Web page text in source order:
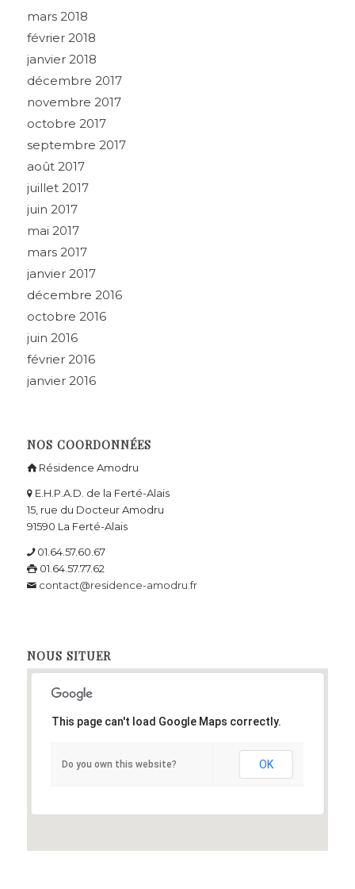
mars 2018
février 2018
janvier 2018
décembre 2017
novembre 2017
octobre 2017
septembre 2017
août 2017
juillet 2017
juin 2017
mai 2017
mars 2017
janvier 2017
décembre 2016
octobre 2016
juin 2016
février 2016
janvier 2016
NOS COORDONNÉES
Résidence Amodru
E.H.P.A.D. de la Ferté-Alais
15, rue du Docteur Amodru
91590 La Ferté-Alais
01.64.57.60.67
01.64.57.77.62
contact@residence-amodru.fr
NOUS SITUER
This page can't load Google Maps correctly.
Do you own this website? OK